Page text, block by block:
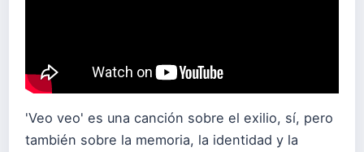
'Veo veo' es una canción sobre el exilio, sí, pero
también sobre la memoria, la identidad y la